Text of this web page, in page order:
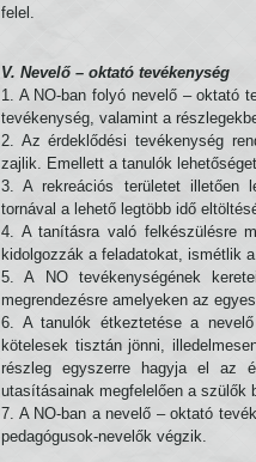
felel.
V. Nevelő – oktató tevékenység
1. A NO-ban folyó nevelő – oktató
tevékenység, valamint a
2. Az érdeklődési tevékenység
zajlik. Emellett a tanulók
3. A rekreációs területet illetően
tornával a lehető legtöbb idő
4. A tanításra való felkészülésre
kidolgozzák a feladatokat, ismétlik
5. A NO tevékenységének
megrendezésre amelyeken az
6. A tanulók étkeztetése a
kötelesek tisztán jönni,
részleg egyszerre hagyja el az
utasításainak megfelelően a szülők
7. A NO-ban a nevelő – oktató
pedagógusok-nevelők végzik.